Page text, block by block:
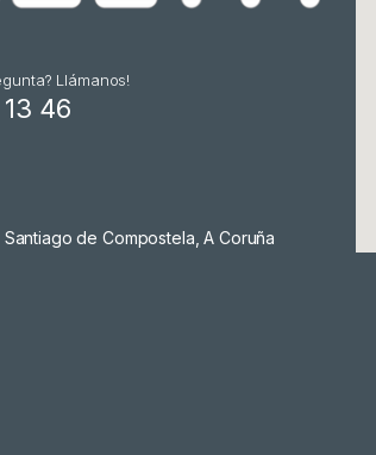
Llámanos!
46
de Compostela, A Coruña